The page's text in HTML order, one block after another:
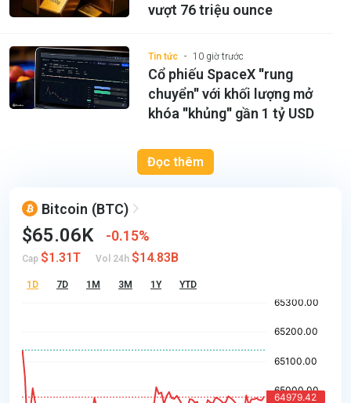
vượt 76 triệu ounce
Tin tức 10 giờ trước
Cổ phiếu SpaceX ''rung
chuyển'' với khối lượng mở
khóa ''khủng'' gần 1 tỷ USD
Đọc thêm
Bitcoin (BTC)
$65.06K 0.15%
Cap $1.31T Vol 24h $14.83B
1D 7D 1M 3M 1Y YTD